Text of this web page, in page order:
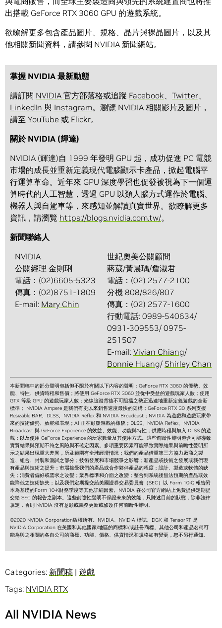
出搭載 GeForce RTX 3060 GPU 的遊戲系統。
欲瞭解更多包含產品圖片、規格、晶片與裸晶圖片，以及其
他相關新聞資料，請參閱 NVIDIA 新聞網站。
掌握 NVIDIA 最新動態
請訂閱 NVIDIA 官方部落格或追蹤 Facebook、 Twitter、
LinkedIn 與 Instagram。瀏覽 NVIDIA 相關影片及圖片，
請至 YouTube 或 Flickr。
關於 NVIDIA (輝達)
NVIDIA (輝達)自 1999 年發明 GPU 起，成功促進 PC 電競
市場的成長並重新定義現代電腦顯示卡產品，掀起電腦平
行運算革命。近年來 GPU 深度學習也促發被視為下一個運
算時代的人工智慧，透過 GPU 以類人腦方式運作於電腦、
機器人與自駕車等，來感知並解讀真實世界。欲瞭解更多
資訊，請瀏覽 https://blogs.nvidia.com.tw/。
新聞聯絡人
NVIDIA
公關經理 金則琍
電話：(02)6605-5323
傳真：(02)8751-1809
E-mail: Mary Chin
世紀奧美公關顧問
蔣葳/黃晨瑀/詹淑君
電話：(02) 2577-2100
分機 808/826/807
傳真：(02) 2577-1600
行動電話: 0989-540634/
0931-309553/ 0975-
251507
E-mail: Vivian Chiang/
Bonnie Huang/ Shirley Chan
本新聞稿中的部分聲明包括但不限於有關以下內容的聲明：GeForce RTX 3060 的優勢、效
能、特性、供貨時程和售價；將使用 GeForce RTX 3060 並從中受益的遊戲玩家人數；使用
GTX 等級 GPU 的遊戲玩家人數；光線追蹤背後不可阻擋之勢正迅速地重新定義遊戲的全新
標準； NVIDIA Ampere 是我們有史以來銷售速度最快的架構；GeForce RTX 30 系列支援
Resizable BAR、DLSS、NVIDIA Reflex 和 NVIDIA Broadcast；NVIDIA 為遊戲和遊戲玩家帶
來的技術優勢、效能和表現；AI 正在顛覆遊戲的樣貌；DLSS、NVIDIA Reflex、NVIDIA
Broadcast 與 GeForce Experience 的效益、效能、功能與特性；供應時程與加入 DLSS 的遊
戲；以及使用 GeForce Experience 的玩家數量及其使用方式。這些前瞻性聲明包含可能導致
實質結果與預期不符之風險與不確定因素。多項重要因素可能導致實際結果與前瞻性聲明所
示之結果出現重大差異，所及範圍有全球經濟情況；我們的產品借重第三方協力廠商之製
造、組合、封裝和測試之部分；技術發展和市場競爭之影響；新產品或技術之發展或我們現
有產品與技術之提升；市場接受我們的產品或合作夥伴產品的程度；設計、製造或軟體的缺
失；消費者偏好或需求之改變；業界標準和介面之改變；整合到系統後無法預期的產品或效
能降低之技術缺失；以及我們定期提交給美國證券交易委員會（SEC）以 Form 10-Q 報告附
本為基礎的Form 10-K財務季度等其他詳細因素。NVIDIA 在公司官方網站上免費提供定期提
交給 SEC 的報告之副本。這些前瞻性聲明不保證未來的效能，只陳述目前的狀態，除非法律
規定，否則 NVIDIA 沒有意願或義務更新或修改任何前瞻性聲明。
©2020 NVIDIA Corporation版權所有。NVIDIA、NVIDIA 標誌、DGX 和 TensorRT 是
NVIDIA Corporation 在美國和其他國家/地區的商標和/或註冊商標。其他公司和產品名稱可
能為與之相關的各自公司的商標。功能、價格、供貨情況和規格如有變更，恕不另行通知。
Categories: 新聞稿 | 遊戲
Tags: NVIDIA RTX
All NVIDIA News